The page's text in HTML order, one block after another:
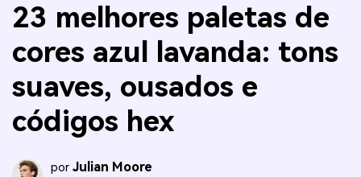
23 melhores paletas de
cores azul lavanda: tons
suaves, ousados e
códigos hex
por Julian Moore